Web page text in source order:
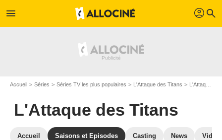
menu profil search
Accueil Séries Séries TV les plus populaires L'Attaque des Titans L'Attaque des Titans S03
L'Attaque des Titans
Accueil Saisons et Episodes Casting News